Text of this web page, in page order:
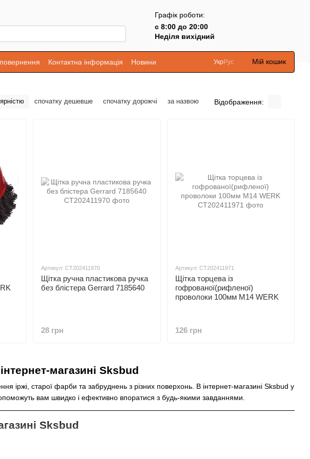
Графік роботи:
с 8:00 до 20:00
Неділя вихідний
Контактна інформація Новини УкрРус Мій кошик
спочатку дешевше спочатку дорожчі за назвою Відображення:
магазині Sksbud
іржі, старої фарби та забруднень з різних поверхонь. В інтернет-магазині Sksbud у
вам швидко і ефективно впоратися з будь-якими завданнями.
Sksbud
Артикул: СТ202411970
Щітка ручна пластикова ручка
без блістера Gerrard 7185640
28 грн
Артикул: СТ202411971
Щітка торцева із
гофрованої(рифленої)
проволоки 100мм М14 WERK
126 грн